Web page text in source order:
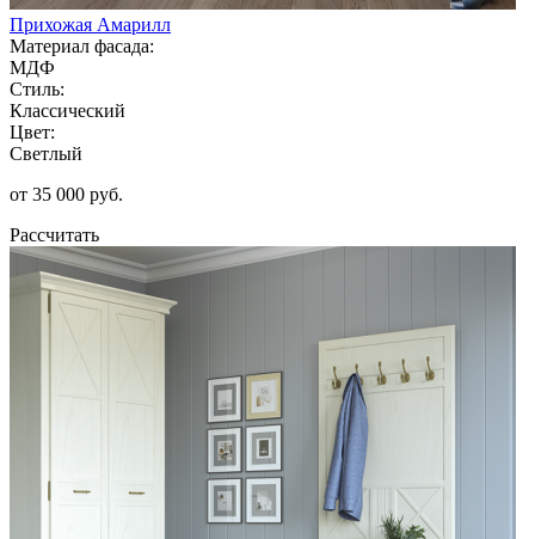
Прихожая Амарилл
Материал фасада:
МДФ
Стиль:
Классический
Цвет:
Светлый
от 35 000 руб.
Рассчитать